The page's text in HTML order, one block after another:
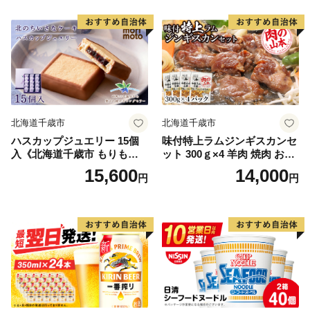
北海道千歳市
ハスカップジュエリー 15個
入《北海道千歳市 もりも
15,600円
北海道千歳市
味付特上ラムジンギスカンセ
ット 300ｇ×4 羊肉 焼肉 お肉
味付き BBQ キャンプ ＜肉の
14,000円